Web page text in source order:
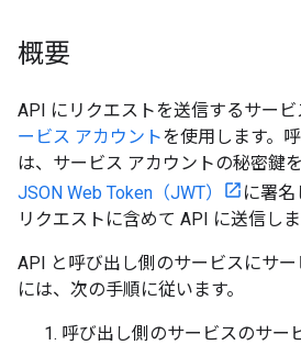
概要
API にリクエストを送信するサービ
ービス アカウントを使用します。
は、サービス アカウントの秘密鍵
JSON Web Token（JWT）
に署名
リクエストに含めて API に送信しま
API と呼び出し側のサービスにサ
には、次の手順に従います。
呼び出し側のサービスのサー